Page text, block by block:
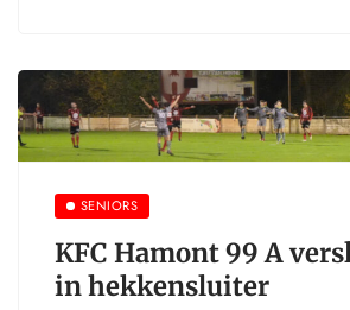
SENIORS
KFC Hamont 99 A
in hekkensluiter